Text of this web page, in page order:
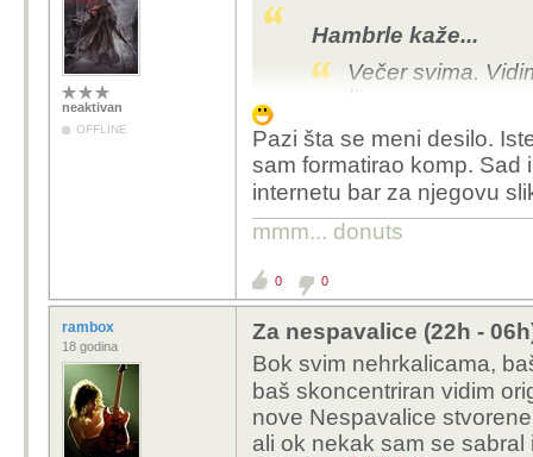
neaktivan
OFFLINE
Hambrle kaže...
Večer svima.
lijepo.
Ovamo snijega
ove sedmice u
Šta ima kod vas?
Čekamo penziju.
Pazi šta se meni desilo.
sam formatirao komp. Sad
internetu bar za njegovu
mmm... donuts
0 0
rambox
18 godina
Za nespavalice (22h -
Bok svim nehrkalicama,
baš skoncentriran vidim
nove Nespavalice
ali ok nekak sam se